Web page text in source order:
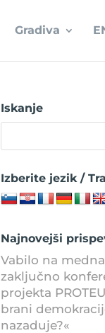
Gradiva
Iskanje
Izberite jezik /
Najnovejši
Vabilo na
zaključno
projekta
brani
nazaduje?«